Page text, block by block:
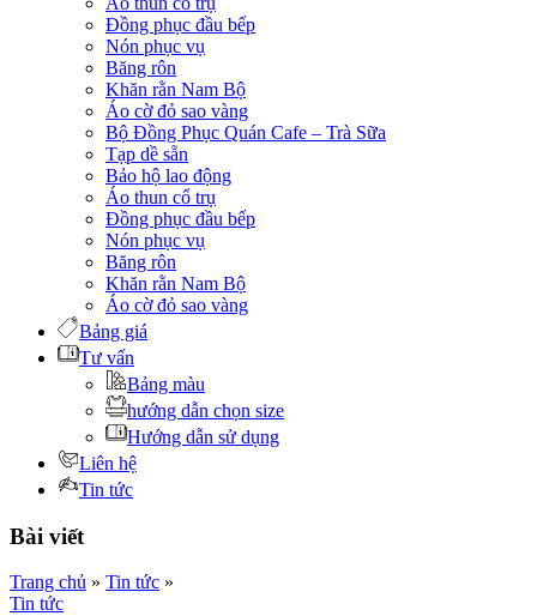
Đồng phục đầu bếp
Nón phục vụ
Băng rôn
Khăn rằn Nam Bộ
Áo cờ đỏ sao vàng
Bộ Đồng Phục Quán Cafe – Trà Sữa
Tạp dề sẵn
Bảo hộ lao động
Áo thun cổ trụ
Đồng phục đầu bếp
Nón phục vụ
Băng rôn
Khăn rằn Nam Bộ
Áo cờ đỏ sao vàng
Bảng giá
Tư vấn
Bảng màu
hướng dẫn chọn size
Hướng dẫn sử dụng
Liên hệ
Tin tức
Bài viết
Trang chủ » Tin tức »
Tin tức